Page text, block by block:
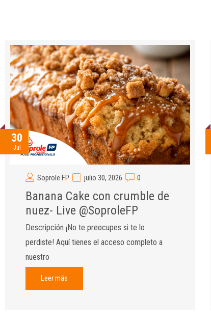
30
Jul
Soprole FP julio 30, 2026 0
Banana Cake con crumble de
nuez- Live @SoproleFP
Descripción ¡No te preocupes si te lo
perdiste! Aquí tienes el acceso completo a
nuestro
Leer más